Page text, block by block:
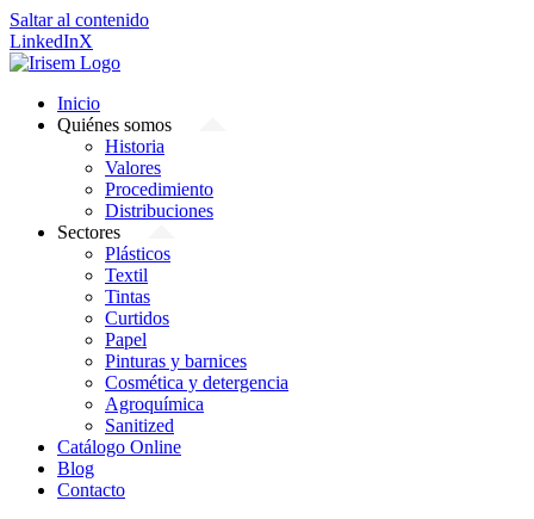
Saltar al contenido
LinkedInX
Inicio
Quiénes somos
Historia
Valores
Procedimiento
Distribuciones
Sectores
Plásticos
Textil
Tintas
Curtidos
Papel
Pinturas y barnices
Cosmética y detergencia
Agroquímica
Sanitized
Catálogo Online
Blog
Contacto